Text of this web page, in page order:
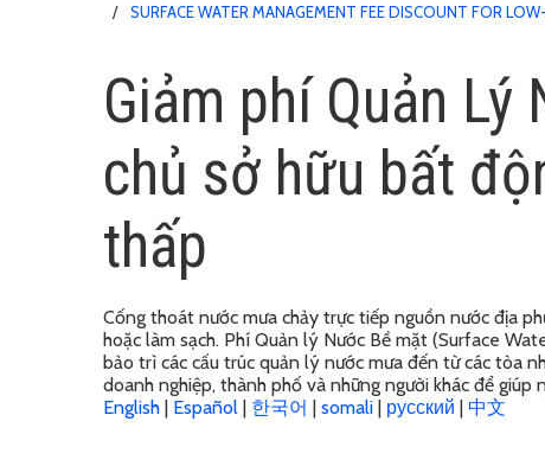
SURFACE WATER MANAGEMENT FEE DISCOUNT FOR
Giảm phí Quản
chủ sở hữu bất
thấp
Cống thoát nước mưa chảy trực tiếp nguồn nước địa
hoặc làm sạch. Phí Quản lý Nước Bề mặt (Surface
bảo trì các cấu trúc quản lý nước mưa đến từ các tòa
doanh nghiệp, thành phố và những người khác để
English | Español | 한국어 | somali | русский | 中文